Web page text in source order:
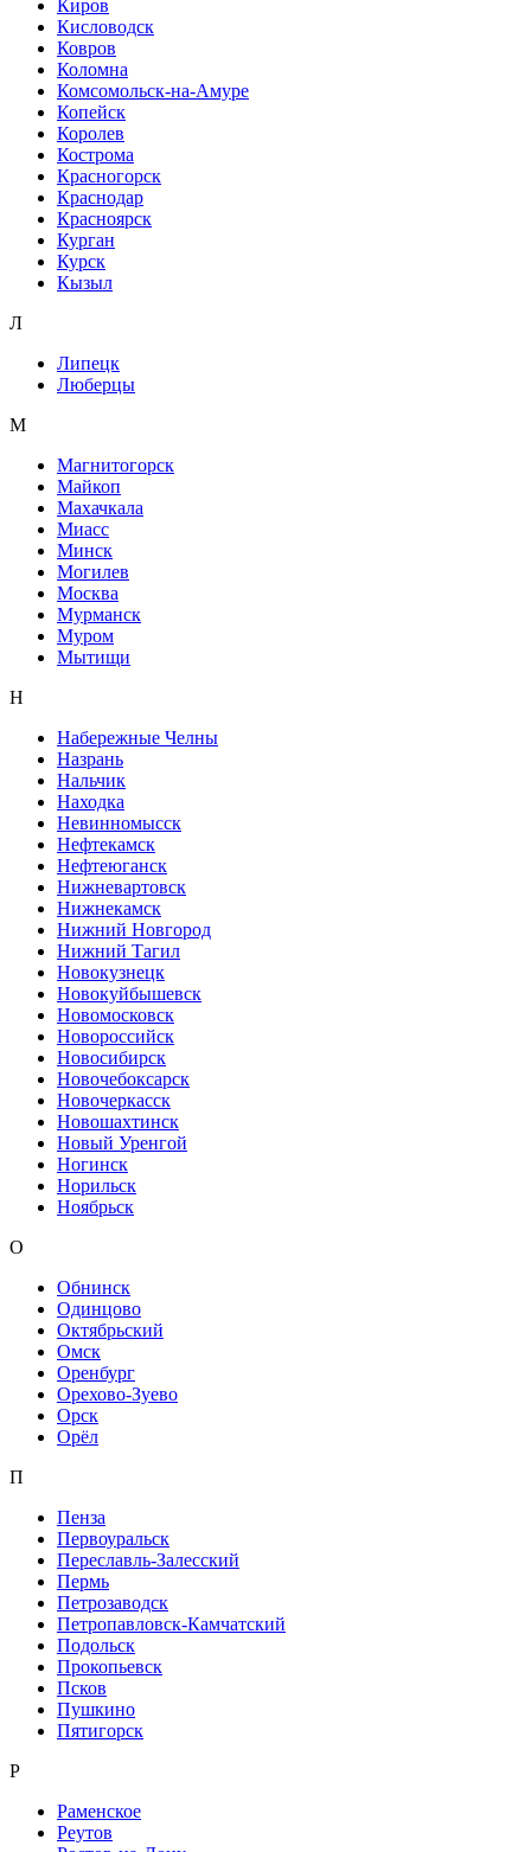
Киров
Кисловодск
Ковров
Коломна
Комсомольск-на-Амуре
Копейск
Королев
Кострома
Красногорск
Краснодар
Красноярск
Курган
Курск
Кызыл
Л
Липецк
Люберцы
М
Магнитогорск
Майкоп
Махачкала
Миасс
Минск
Могилев
Москва
Мурманск
Муром
Мытищи
Н
Набережные Челны
Назрань
Нальчик
Находка
Невинномысск
Нефтекамск
Нефтеюганск
Нижневартовск
Нижнекамск
Нижний Новгород
Нижний Тагил
Новокузнецк
Новокуйбышевск
Новомосковск
Новороссийск
Новосибирск
Новочебоксарск
Новочеркасск
Новошахтинск
Новый Уренгой
Ногинск
Норильск
Ноябрьск
О
Обнинск
Одинцово
Октябрьский
Омск
Оренбург
Орехово-Зуево
Орск
Орёл
П
Пенза
Первоуральск
Переславль-Залесский
Пермь
Петрозаводск
Петропавловск-Камчатский
Подольск
Прокопьевск
Псков
Пушкино
Пятигорск
Р
Раменское
Реутов